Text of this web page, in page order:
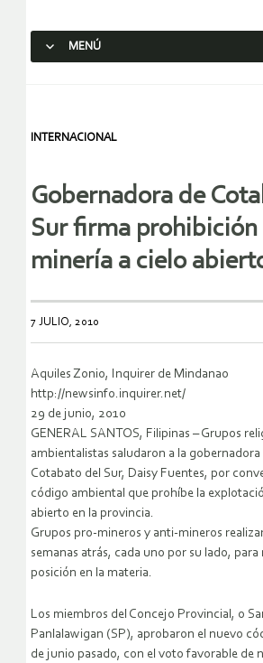
MENÚ
INTERNACIONAL
Gobernadora de
Sur firma prohibición
minería a cielo
7 JULIO, 2010
Aquiles Zonio, Inquirer de Mindanao
http://newsinfo.inquirer.net/
29 de junio, 2010
GENERAL SANTOS, Filipinas – Grupos
ambientalistas saludaron a la gobernadora
Cotabato del Sur, Daisy Fuentes, por
código ambiental que prohíbe la
abierto en la provincia.
Grupos pro-mineros y anti-mineros
semanas atrás, cada uno por su lado, para
posición en la materia.
Los miembros del Concejo Provincial, o
Panlalawigan (SP), aprobaron el nuevo
de junio pasado, con el voto favorable de